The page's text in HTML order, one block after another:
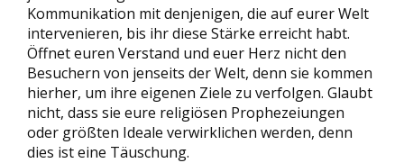
Kommunikation mit denjenigen, die auf eurer Welt
intervenieren, bis ihr diese Stärke erreicht habt.
Öffnet euren Verstand und euer Herz nicht den
Besuchern von jenseits der Welt, denn sie kommen
hierher, um ihre eigenen Ziele zu verfolgen. Glaubt
nicht, dass sie eure religiösen Prophezeiungen
oder größten Ideale verwirklichen werden, denn
dies ist eine Täuschung.